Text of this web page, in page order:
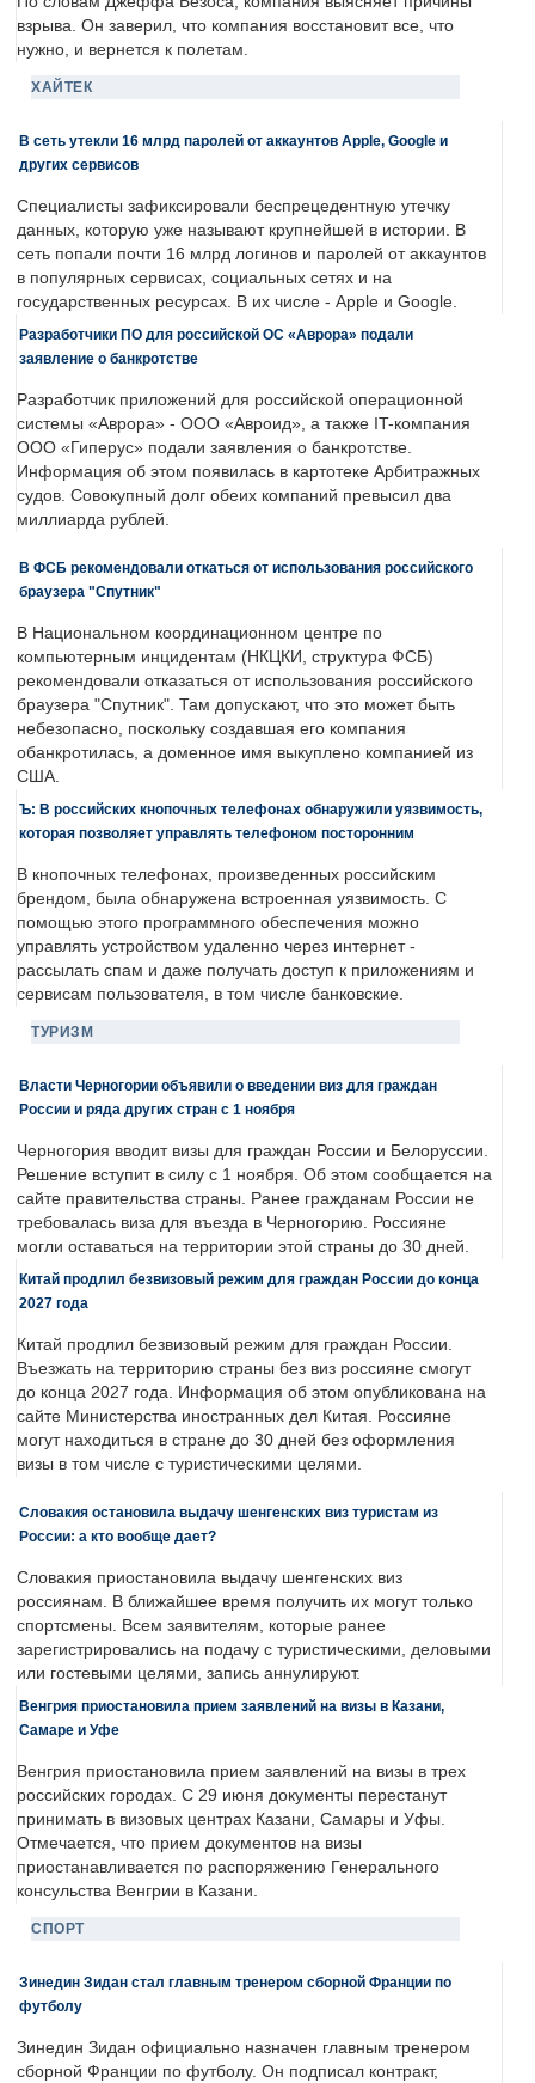
взрыва. Он заверил, что компания восстановит все, что
нужно, и вернется к полетам.
ХАЙТЕК
В сеть утекли 16 млрд паролей от аккаунтов Apple, Google и
других сервисов
Специалисты зафиксировали беспрецедентную утечку
данных, которую уже называют крупнейшей в истории. В
сеть попали почти 16 млрд логинов и паролей от аккаунтов
в популярных сервисах, социальных сетях и на
государственных ресурсах. В их числе - Apple и Google.
Разработчики ПО для российской ОС «Аврора» подали
заявление о банкротстве
Разработчик приложений для российской операционной
системы «Аврора» - ООО «Авроид», а также IT-компания
ООО «Гиперус» подали заявления о банкротстве.
Информация об этом появилась в картотеке Арбитражных
судов. Совокупный долг обеих компаний превысил два
миллиарда рублей.
В ФСБ рекомендовали откаться от использования российского
браузера "Спутник"
В Национальном координационном центре по
компьютерным инцидентам (НКЦКИ, структура ФСБ)
рекомендовали отказаться от использования российского
браузера "Спутник". Там допускают, что это может быть
небезопасно, поскольку создавшая его компания
обанкротилась, а доменное имя выкуплено компанией из
США.
Ъ: В российских кнопочных телефонах обнаружили уязвимость,
которая позволяет управлять телефоном посторонним
В кнопочных телефонах, произведенных российским
брендом, была обнаружена встроенная уязвимость. С
помощью этого программного обеспечения можно
управлять устройством удаленно через интернет -
рассылать спам и даже получать доступ к приложениям и
сервисам пользователя, в том числе банковские.
ТУРИЗМ
Власти Черногории объявили о введении виз для граждан
России и ряда других стран с 1 ноября
Черногория вводит визы для граждан России и Белоруссии.
Решение вступит в силу с 1 ноября. Об этом сообщается на
сайте правительства страны. Ранее гражданам России не
требовалась виза для въезда в Черногорию. Россияне
могли оставаться на территории этой страны до 30 дней.
Китай продлил безвизовый режим для граждан России до конца
2027 года
Китай продлил безвизовый режим для граждан России.
Въезжать на территорию страны без виз россияне смогут
до конца 2027 года. Информация об этом опубликована на
сайте Министерства иностранных дел Китая. Россияне
могут находиться в стране до 30 дней без оформления
визы в том числе с туристическими целями.
Словакия остановила выдачу шенгенских виз туристам из
России: а кто вообще дает?
Словакия приостановила выдачу шенгенских виз
россиянам. В ближайшее время получить их могут только
спортсмены. Всем заявителям, которые ранее
зарегистрировались на подачу с туристическими, деловыми
или гостевыми целями, запись аннулируют.
Венгрия приостановила прием заявлений на визы в Казани,
Самаре и Уфе
Венгрия приостановила прием заявлений на визы в трех
российских городах. С 29 июня документы перестанут
принимать в визовых центрах Казани, Самары и Уфы.
Отмечается, что прием документов на визы
приостанавливается по распоряжению Генерального
консульства Венгрии в Казани.
СПОРТ
Зинедин Зидан стал главным тренером сборной Франции по
футболу
Зинедин Зидан официально назначен главным тренером
сборной Франции по футболу. Он подписал контракт,